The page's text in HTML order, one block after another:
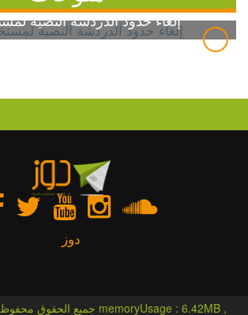
إلغاء حدود الدردشة النصية
دوز